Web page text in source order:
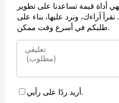
أداة قيمة تساعدنا على تطوير
آراءك، ونرد عليها، بناء على
طلبكم في أسرع وقت ممكن.
أريد ردًا على رأيي.